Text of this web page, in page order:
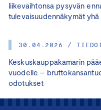
liikevaihtonsa pysyvän
tulevaisuudennäkymät
30.04.2026 /
Keskuskauppakamarin
vuodelle –
odotukset